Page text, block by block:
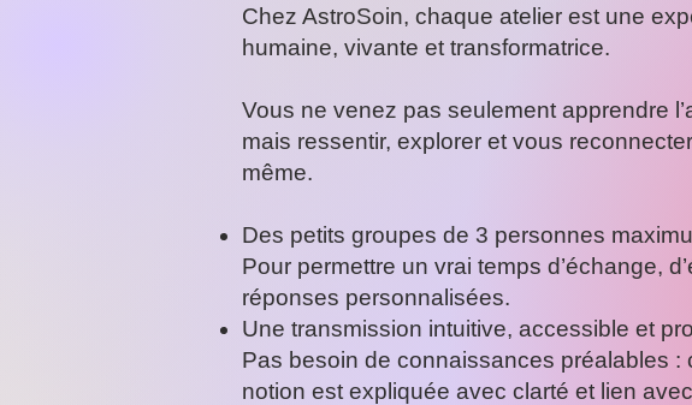
Chez AstroSoin, chaque atelier est une
humaine, vivante et transformatrice.
Vous ne venez pas seulement apprendre
mais ressentir, explorer et vous
même.
Des petits groupes de 3 personnes
Pour permettre un vrai temps d’échange,
réponses personnalisées.
Une transmission intuitive, accessible et
Pas besoin de connaissances préalables :
notion est expliquée avec clarté et lien